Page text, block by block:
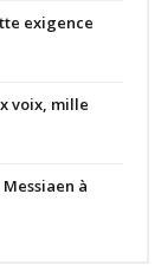
exigence
voix, mille
à